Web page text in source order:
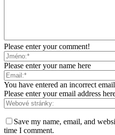
Please enter your comment!
Please enter your name here
You have entered an incorrect
Please enter your email address
Save my name, email, and
time I comment.